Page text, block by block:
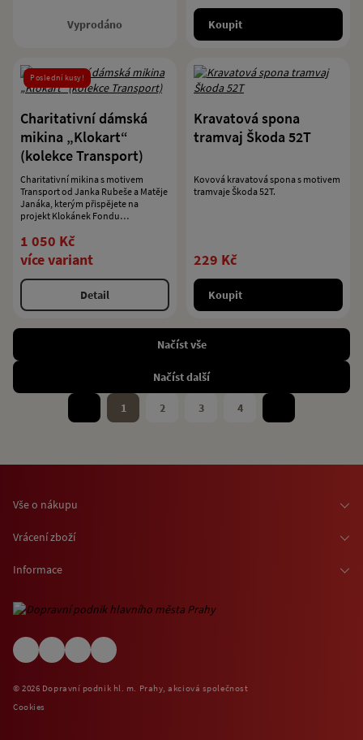
Vyprodáno Koupit
Poslední kusy!
Charitativní dámská
mikina „Klokart“
(kolekce Transport)
Charitativní mikina s motivem
Transport od Janka Rubeše a Matěje
Janáka, kterým přispějete na
projekt Klokánek Fondu
1 050 Kč
více variant
Detail
Kravatová spona
tramvaj Škoda 52T
Kovová kravatová spona s motivem
tramvaje Škoda 52T.
229 Kč
Koupit
Načíst vše
Načíst další
1 2 3 4
Vše o nákupu
O nákupu jízdenek a vstupenek
(EN) Shipping abroad
Vrácení zboží
Informace
Informace o využívání cookies
© 2026 Dopravní podnik hl. m. Prahy, akciová společnost
Cookies